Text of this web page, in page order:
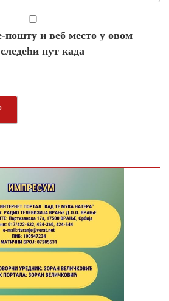
пошту и веб место у овом
пут када